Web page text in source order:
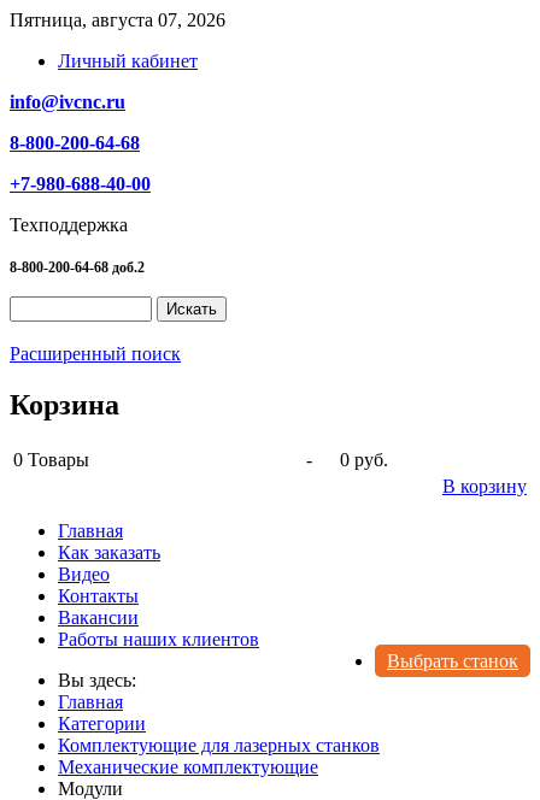
Пятница, августа 07, 2026
Личный кабинет
info@ivcnc.ru
8-800-200-64-68
+7-980-688-40-00
Техподдержка
8-800-200-64-68 доб.2
Расширенный поиск
Корзина
0 Товары -
0 руб.
В корзину
Главная
Как заказать
Видео
Контакты
Вакансии
Работы наших клиентов
Выбрать станок
Вы здесь:
Главная
Категории
Комплектующие для лазерных станков
Механические комплектующие
Модули